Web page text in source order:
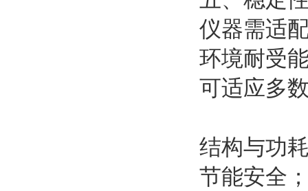
仪器需适
环境耐受
可适应多
结构与功
节能安全